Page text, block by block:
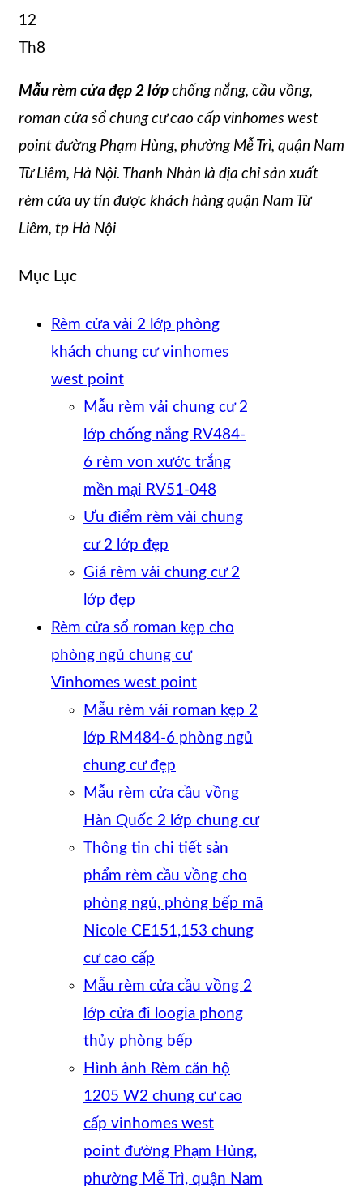
12
Th8
Mẫu rèm cửa đẹp 2 lớp chống nắng, cầu vồng,
roman cửa sổ chung cư cao cấp vinhomes west
point đường Phạm Hùng, phường Mễ Trì, quận Nam
Từ Liêm, Hà Nội. Thanh Nhàn là địa chỉ sản xuất
rèm cửa uy tín được khách hàng quận Nam Từ
Liêm, tp Hà Nội
Mục Lục
Rèm cửa vải 2 lớp phòng
khách chung cư vinhomes
west point
Mẫu rèm vải chung cư 2
lớp chống nắng RV484-
6 rèm von xước trắng
mền mại RV51-048
Ưu điểm rèm vải chung
cư 2 lớp đẹp
Giá rèm vải chung cư 2
lớp đẹp
Rèm cửa sổ roman kẹp cho
phòng ngủ chung cư
Vinhomes west point
Mẫu rèm vải roman kẹp 2
lớp RM484-6 phòng ngủ
chung cư đẹp
Mẫu rèm cửa cầu vồng
Hàn Quốc 2 lớp chung cư
Thông tin chi tiết sản
phẩm rèm cầu vồng cho
phòng ngủ, phòng bếp mã
Nicole CE151,153 chung
cư cao cấp
Mẫu rèm cửa cầu vồng 2
lớp cửa đi loogia phong
thủy phòng bếp
Hình ảnh Rèm căn hộ
1205 W2 chung cư cao
cấp vinhomes west
point đường Phạm Hùng,
phường Mễ Trì, quận Nam